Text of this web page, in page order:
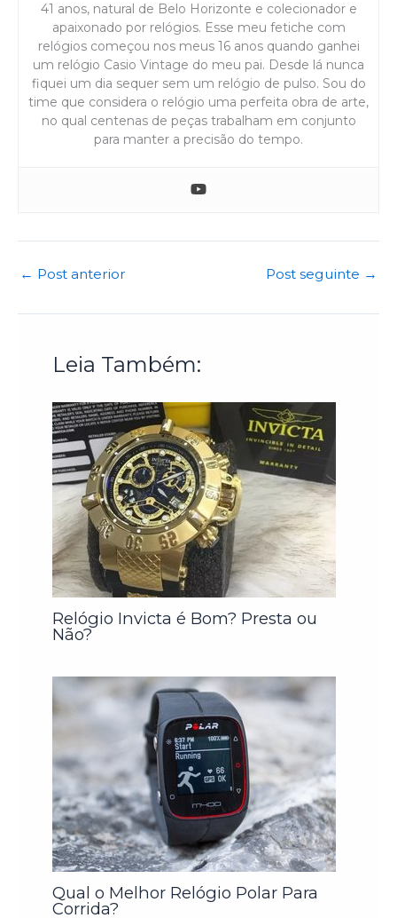
41 anos, natural de Belo Horizonte e colecionador e
apaixonado por relógios. Esse meu fetiche com
relógios começou nos meus 16 anos quando ganhei
um relógio Casio Vintage do meu pai. Desde lá nunca
fiquei um dia sequer sem um relógio de pulso. Sou do
time que considera o relógio uma perfeita obra de arte,
no qual centenas de peças trabalham em conjunto
para manter a precisão do tempo.
← Post anterior Post seguinte →
Leia Também:
Relógio Invicta é Bom? Presta ou
Não?
Qual o Melhor Relógio Polar Para
Corrida?